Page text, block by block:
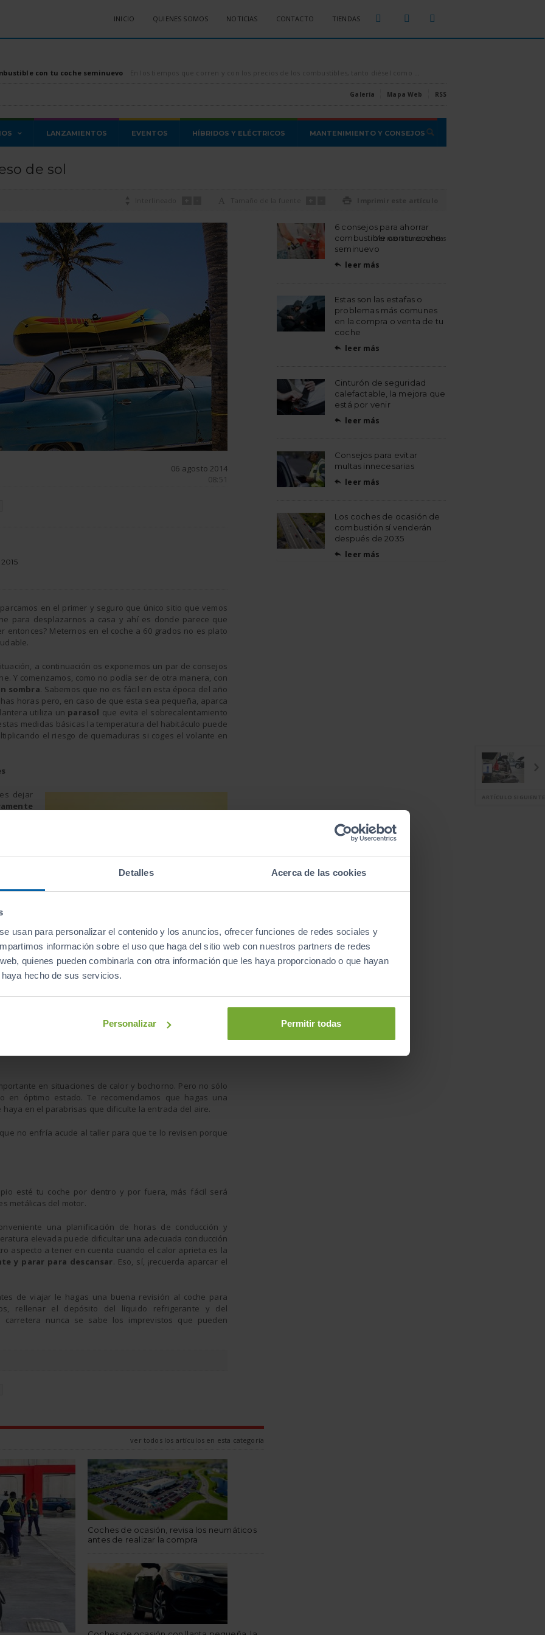
Detalles Acerca de las cookies
usan para personalizar el contenido y los anuncios, ofrecer funciones de redes sociales y
información sobre el uso que haga del sitio web con nuestros partners de redes
quienes pueden combinarla con otra información que les haya proporcionado o que hayan
hecho de sus servicios.
Personalizar Permitir todas
INICIO QUIENES SOMOS NOTICIAS CONTACTO TIENDAS
con tu coche seminuevo En los tiempos que corren y con los precios de los combustibles, tanto diésel como gasolina, disparados por los aires, es conveniente intentar ahorrar todo el combustible que se pueda, [...]
Galería Mapa Web RSS
LANZAMIENTOS EVENTOS HÍBRIDOS Y ELÉCTRICOS MANTENIMIENTO Y CONSEJOS
de sol
06 agosto 2014
08:51
en el primer y seguro que único sitio que vemos
para desplazarnos a casa y ahí es donde parece que
entonces? Meternos en el coche a 60 grados no es plato
a continuación os exponemos un par de consejos
Y comenzamos, como no podía ser de otra manera, con
sombra. Sabemos que no es fácil en esta época del año
horas pero, en caso de que esta sea pequeña, aparca
utiliza un parasol que evita el sobrecalentamiento
medidas básicas la temperatura del habitáculo puede
el riesgo de quemaduras si coges el volante en
dejar
la
aire
para
Estos
pueden utilizarsecortinillas. Un accesorio queevita la
en movimiento
. No olvidemos que pueden presentarse
en movimiento. Por eso, todo lo que sea evitar que los
para ayudar a mantener una temperatura en el
está permitido oscurecer las lunas traseras,
en situaciones de calor y bochorno. Pero no sólo
en óptimo estado. Te recomendamos que hagas una
en el parabrisas que dificulte la entrada del aire.
no enfría acude al taller para que te lo revisen porque
esté tu coche por dentro y por fuera, más fácil será
metálicas del motor.
una planificación de horas de conducción y
elevada puede dificultar una adecuada conducción
aspecto a tener en cuenta cuando el calor aprieta es la
y parar para descansar. Eso, sí, ¡recuerda aparcar el
de viajar le hagas una buena revisión al coche para
rellenar el depósito del líquido refrigerante y del
nunca se sabe los imprevistos que pueden
ver todos los artículos en esta categoría
Coches de ocasión, revisa los neumáticos
antes de realizar la compra
Ver más últimas noticias
6 consejos para ahorrar
combustible con tu coche
seminuevo
 leer más
Estas son las estafas o
problemas más comunes
en la compra o venta de tu
coche
 leer más
Cinturón de seguridad
calefactable, la mejora que
está por venir
 leer más
Consejos para evitar
multas innecesarias
 leer más
Los coches de ocasión de
combustión sí venderán
después de 2035
 leer más